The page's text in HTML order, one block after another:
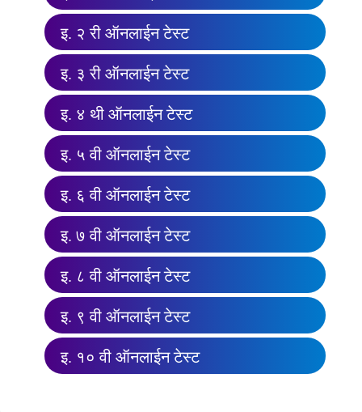
इ. २ री ऑनलाईन टेस्ट
इ. ३ री ऑनलाईन टेस्ट
इ. ४ थी ऑनलाईन टेस्ट
इ. ५ वी ऑनलाईन टेस्ट
इ. ६ वी ऑनलाईन टेस्ट
इ. ७ वी ऑनलाईन टेस्ट
इ. ८ वी ऑनलाईन टेस्ट
इ. ९ वी ऑनलाईन टेस्ट
इ. १० वी ऑनलाईन टेस्ट